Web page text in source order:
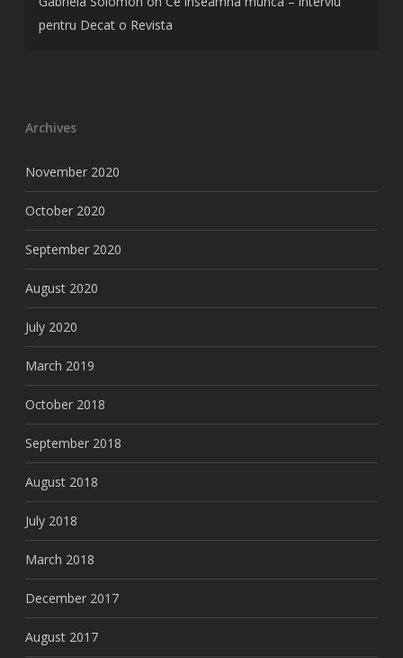
pentru Decat o Revista
Archives
November 2020
October 2020
September 2020
August 2020
July 2020
March 2019
October 2018
September 2018
August 2018
July 2018
March 2018
December 2017
August 2017